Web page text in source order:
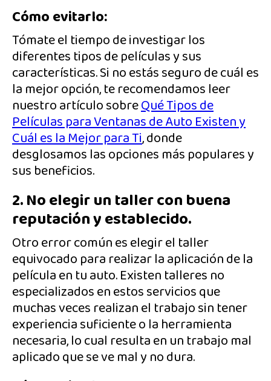
Cómo evitarlo:
Tómate el tiempo de investigar los
diferentes tipos de películas y sus
características. Si no estás seguro de cuál es
la mejor opción, te recomendamos leer
nuestro artículo sobreQué Tipos de
Películas para Ventanas de Auto Existen y
Cuál es la Mejor para Ti, donde
desglosamos las opciones más populares y
sus beneficios.
2. No elegir un taller con buena
reputación y establecido.
Otro error común es elegir el taller
equivocado para realizar la aplicación de la
película en tu auto. Existen talleres no
especializados en estos servicios que
muchas veces realizan el trabajo sin tener
experiencia suficiente o la herramienta
necesaria, lo cual resulta en un trabajo mal
aplicado que se ve mal y no dura.